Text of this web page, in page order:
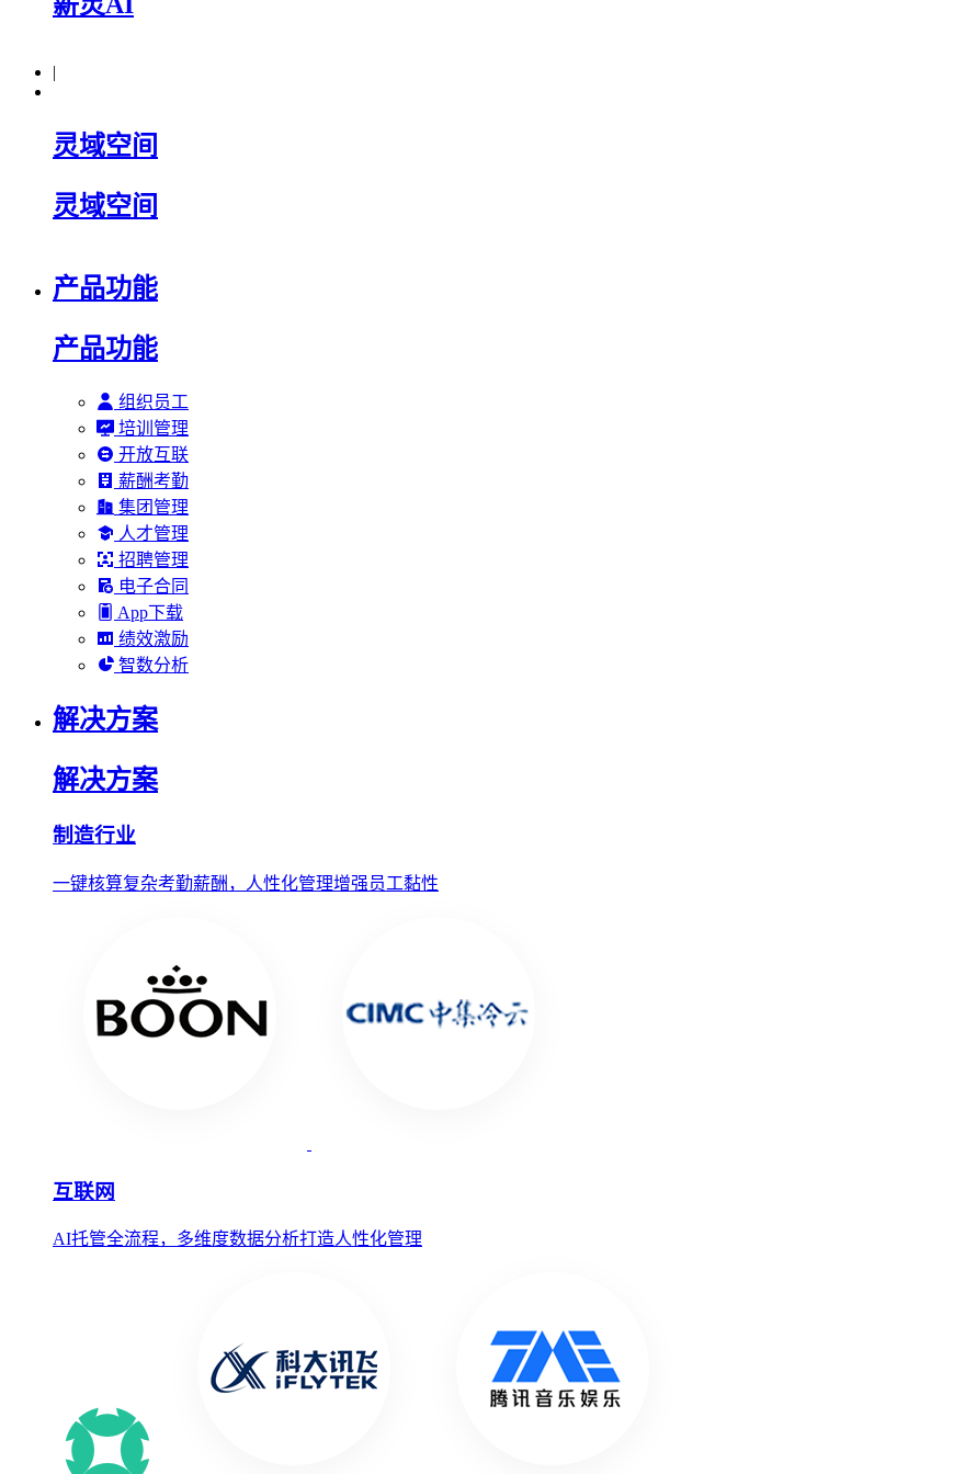
|
灵域空间
灵域空间
产品功能
产品功能
组织员工
培训管理
开放互联
薪酬考勤
集团管理
人才管理
招聘管理
电子合同
App下载
绩效激励
智数分析
解决方案
解决方案
制造行业
一键核算复杂考勤薪酬，人性化管理增强员工黏性
互联网
AI托管全流程，多维度数据分析打造人性化管理